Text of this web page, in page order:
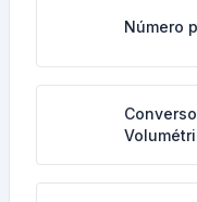
Número